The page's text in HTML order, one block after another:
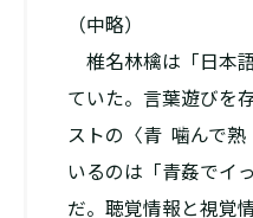
（中略）
椎名林檎は「日本
ていた。言葉遊びを
ストの〈青 噛んで熟
いるのは「青姦でイ
だ。聴覚情報と視覚